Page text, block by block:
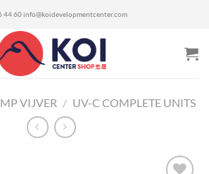
44 60 info@koidevelopmentcenter.com
VIJVER / UV-C COMPLETE UNITS